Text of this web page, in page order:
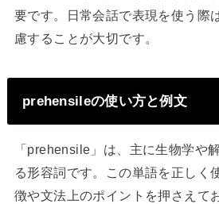
要です。日常会話で表現を使う際
慮することが大切です。
prehensileの使い方と例文
「prehensile」は、主に生物学や
る形容詞です。この単語を正しく
徴や文法上のポイントを押さえて